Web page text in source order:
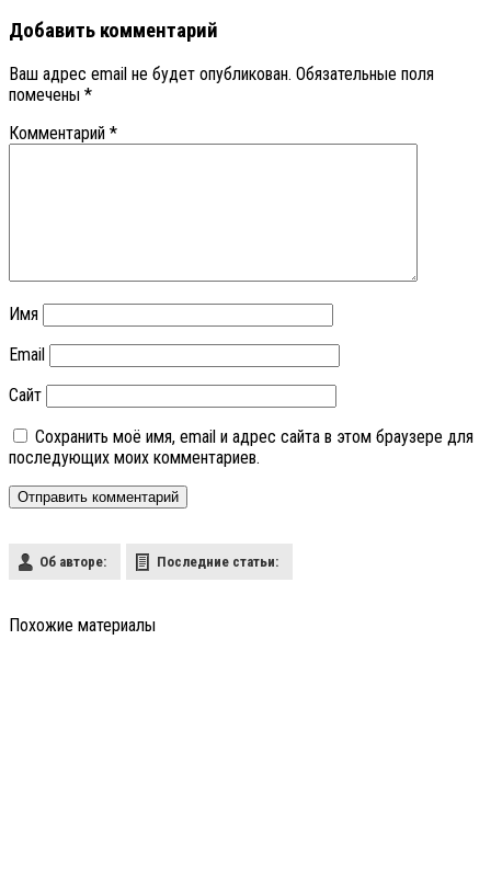
Добавить комментарий
Ваш адрес email не будет опубликован. Обязательные поля
помечены *
Комментарий *
Имя
Email
Сайт
Сохранить моё имя, email и адрес сайта в этом браузере для
последующих моих комментариев.
Об авторе: Последние статьи:
Похожие материалы